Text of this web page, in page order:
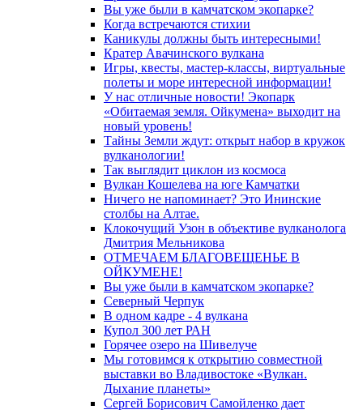
Вы уже были в камчатском экопарке?
Когда встречаются стихии
Каникулы должны быть интересными!
Кратер Авачинского вулкана
Игры, квесты, мастер-классы, виртуальные
полеты и море интересной информации!
У нас отличные новости! Экопарк
«Обитаемая земля. Ойкумена» выходит на
новый уровень!
Тайны Земли ждут: открыт набор в кружок
вулканологии!
Так выглядит циклон из космоса
Вулкан Кошелева на юге Камчатки
Ничего не напоминает? Это Ининские
столбы на Алтае.
Клокочущий Узон в объективе вулканолога
Дмитрия Мельникова
ОТМЕЧАЕМ БЛАГОВЕЩЕНЬЕ В
ОЙКУМЕНЕ!
Вы уже были в камчатском экопарке?
Северный Черпук
В одном кадре - 4 вулкана
Купол 300 лет РАН
Горячее озеро на Шивелуче
Мы готовимся к открытию совместной
выставки во Владивостоке «Вулкан.
Дыхание планеты»
Сергей Борисович Самойленко дает